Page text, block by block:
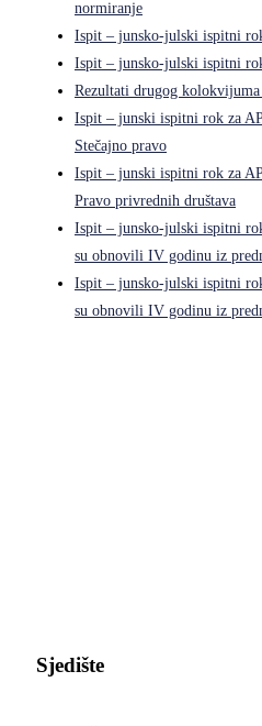
normiranje
Ispit – junsko-julski ispitni
Ispit – junsko-julski ispitni
Rezultati drugog
Ispit – junski ispitni rok za
Stečajno pravo
Ispit – junski ispitni rok za
Pravo privrednih društava
Ispit – junsko-julski ispitni
su obnovili IV godinu iz
Ispit – junsko-julski ispitni
su obnovili IV godinu iz
Sjedište